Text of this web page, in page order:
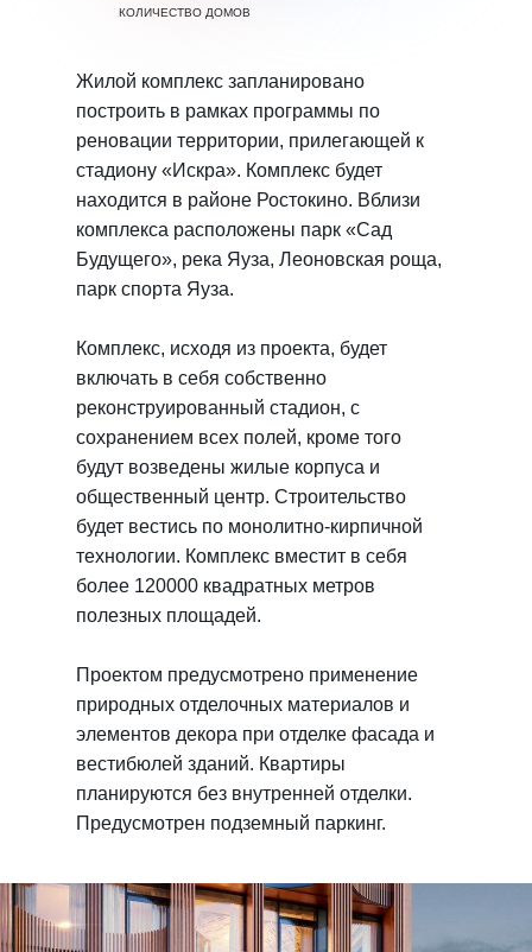
Жилой комплекс запланировано
построить в рамках программы по
реновации территории, прилегающей к
стадиону «Искра». Комплекс будет
находится в районе Ростокино. Вблизи
комплекса расположены парк «Сад
Будущего», река Яуза, Леоновская роща,
парк спорта Яуза.
Комплекс, исходя из проекта, будет
включать в себя собственно
реконструированный стадион, с
сохранением всех полей, кроме того
будут возведены жилые корпуса и
общественный центр. Строительство
будет вестись по монолитно-кирпичной
технологии. Комплекс вместит в себя
более 120000 квадратных метров
полезных площадей.
Проектом предусмотрено применение
природных отделочных материалов и
элементов декора при отделке фасада и
вестибюлей зданий. Квартиры
планируются без внутренней отделки.
Предусмотрен подземный паркинг.
КОЛИЧЕСТВО ДОМОВ